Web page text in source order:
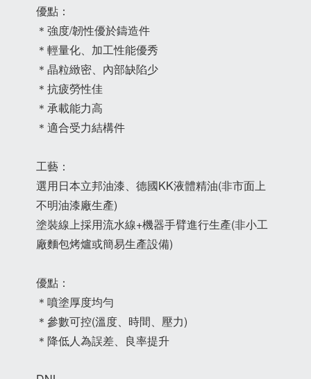
優點：
＊強度/韌性優於鑄造件
＊輕量化、加工性能優秀
＊晶粒緻密、內部缺陷少
＊抗疲勞性佳
＊承載能力高
＊適合受力結構件
工藝：
選用日本立邦油漆、德國KK液體精油(非市面上
不明油漆廠生產)
塗裝線上採用流水線+機器手臂進行生產(非小工
廠麵包烤爐或簡易生產設備)
優點：
＊噴塗厚度均勻
＊參數可控(溫度、時間、壓力)
＊降低人為誤差、良率提升